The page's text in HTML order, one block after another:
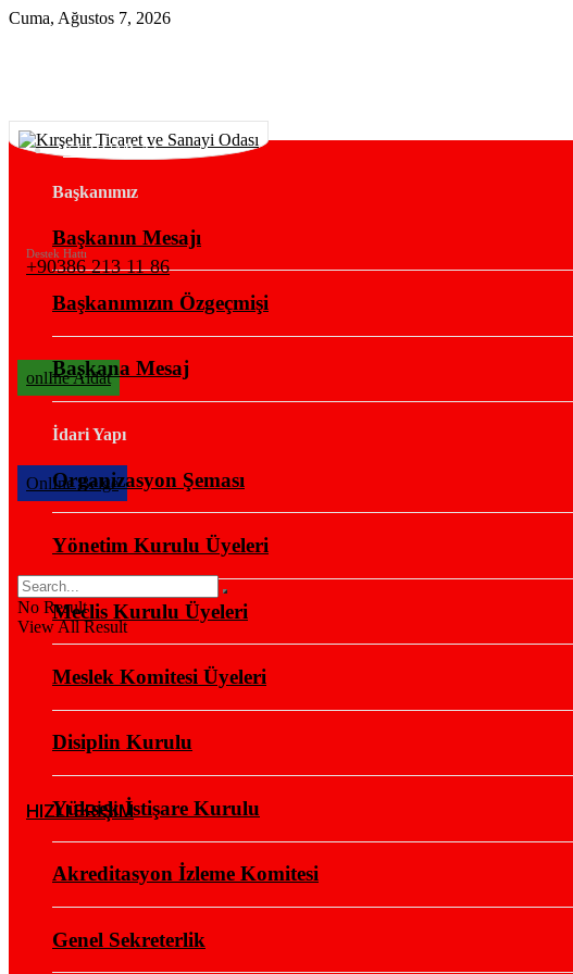
Cuma, Ağustos 7, 2026
Destek Hattı
+90386 213 11 86
onlIne Aidat
OnlIne Belge
No Result
View All Result
HIZLI ERİŞİM
KURUMSAL
Başkanımız
Başkanın Mesajı
Başkanımızın Özgeçmişi
Başkana Mesaj
İdari Yapı
Organizasyon Şeması
Yönetim Kurulu Üyeleri
Meclis Kurulu Üyeleri
Meslek Komitesi Üyeleri
Disiplin Kurulu
Yüksek İstişare Kurulu
Akreditasyon İzleme Komitesi
Genel Sekreterlik